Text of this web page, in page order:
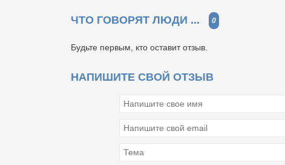
ЧТО ГОВОРЯТ ЛЮДИ ... 0
Будьте первым, кто оставит отзыв.
НАПИШИТЕ СВОЙ ОТЗЫВ